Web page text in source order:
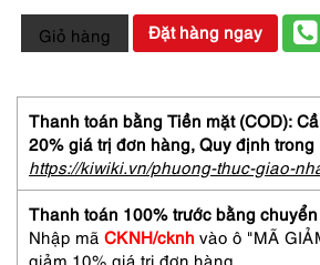
2957-
ALAIN
Samourai
White
Rose
EDP
spray
40ml
tester-
Nước
Giỏ hàng Đặt hàng ngay
Thanh toán bằng Tiền mặt (COD):
20% giá trị đơn hàng, Quy định trong
https://kiwiki.vn/phuong-thuc-giao-
Thanh toán 100% trước bằng
Nhập mã CKNH/cknh vào ô "MÃ
giảm 10% giá trị đơn hàng